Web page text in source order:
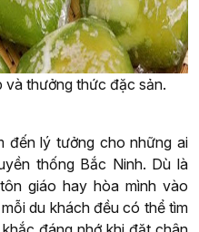
và thưởng thức đặc sản.
đến lý tưởng cho những ai
thống Bắc Ninh. Dù là
giáo hay hòa mình vào
du khách đều có thể tìm